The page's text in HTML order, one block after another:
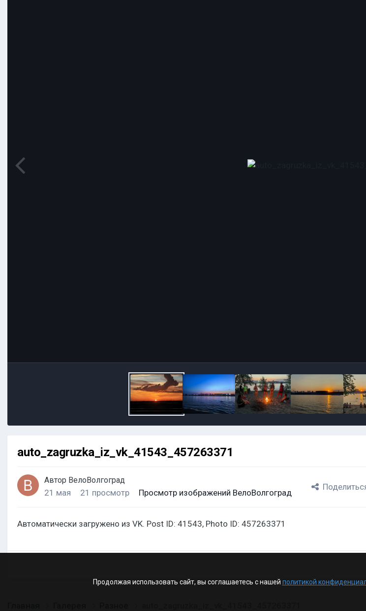
auto_zagruzka_iz_vk_41543_457263371
Автор ВелоВолгоград
21 мая 21 просмотр Просмотр изображений ВелоВолгоград
Автоматически загружено из VK. Post ID: 41543, Photo ID: 457263371
Продолжая использовать сайт, вы соглашаетесь с нашей политикой